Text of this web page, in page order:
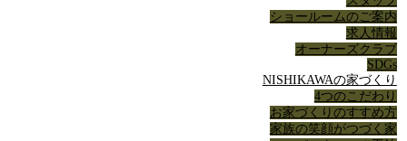
ショールームのご案内
求人情報
オーナーズクラブ
SDGs
NISHIKAWAの家づくり
4つのこだわり
お家づくりのすすめ方
家族の笑顔がつづく家